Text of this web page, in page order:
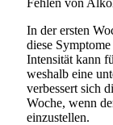
In der ersten
diese
Intensität kann
weshalb eine
verbessert sich
Woche, wenn
einzustellen.